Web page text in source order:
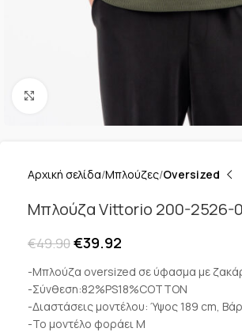
Κλικ για μεγέθυνση
Αρχική σελίδα Μπλούζες Oversized
Μπλούζα Vittorio 200-2526-
€49.90€39.92
-Μπλούζα oversized σε ύφασμα με
-Σύνθεση:82%PS18%COTTON
-Διαστάσεις μοντέλου: Ύψος 189 cm,
-Το μοντέλο φοράει M